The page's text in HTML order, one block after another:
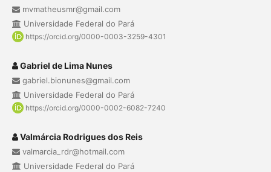
mvmatheusmr@gmail.com
Universidade Federal do Pará
https://orcid.org/0000-0003-3259-4301
Gabriel de Lima Nunes
gabriel.bionunes@gmail.com
Universidade Federal do Pará
https://orcid.org/0000-0002-6082-7240
Valmárcia Rodrigues dos Reis
valmarcia_rdr@hotmail.com
Universidade Federal do Pará